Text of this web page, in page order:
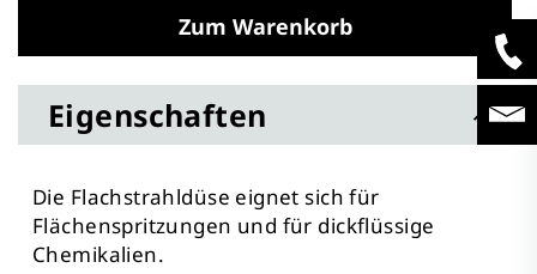
Zum Warenkorb
Eigenschaften
Die Flachstrahldüse eignet sich für
Flächenspritzungen und für dickflüssige
Chemikalien.